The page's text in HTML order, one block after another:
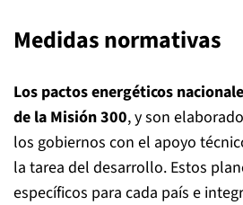
Medidas normativas
Los pactos energéticos
de la Misión 300, y son
los gobiernos con el apoyo
la tarea del desarrollo. Estos
específicos para cada país e